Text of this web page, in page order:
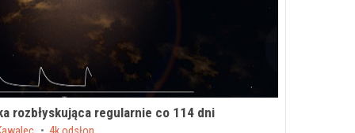
rozbłyskująca regularnie co 114 dni